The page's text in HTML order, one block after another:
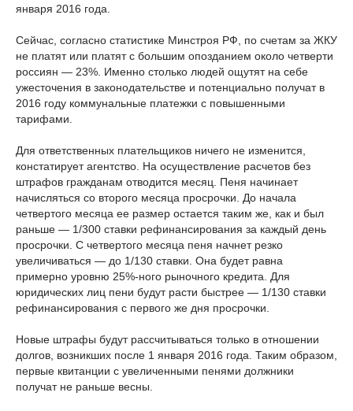
января 2016 года.
Сейчас, согласно статистике Минстроя РФ, по счетам за ЖКУ
не платят или платят с большим опозданием около четверти
россиян — 23%. Именно столько людей ощутят на себе
ужесточения в законодательстве и потенциально получат в
2016 году коммунальные платежки с повышенными
тарифами.
Для ответственных плательщиков ничего не изменится,
констатирует агентство. На осуществление расчетов без
штрафов гражданам отводится месяц. Пеня начинает
начисляться со второго месяца просрочки. До начала
четвертого месяца ее размер остается таким же, как и был
раньше — 1/300 ставки рефинансирования за каждый день
просрочки. С четвертого месяца пеня начнет резко
увеличиваться — до 1/130 ставки. Она будет равна
примерно уровню 25%-ного рыночного кредита. Для
юридических лиц пени будут расти быстрее — 1/130 ставки
рефинансирования с первого же дня просрочки.
Новые штрафы будут рассчитываться только в отношении
долгов, возникших после 1 января 2016 года. Таким образом,
первые квитанции с увеличенными пенями должники
получат не раньше весны.